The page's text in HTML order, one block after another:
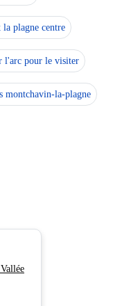
la plagne centre
l'arc pour le visiter
montchavin-la-plagne